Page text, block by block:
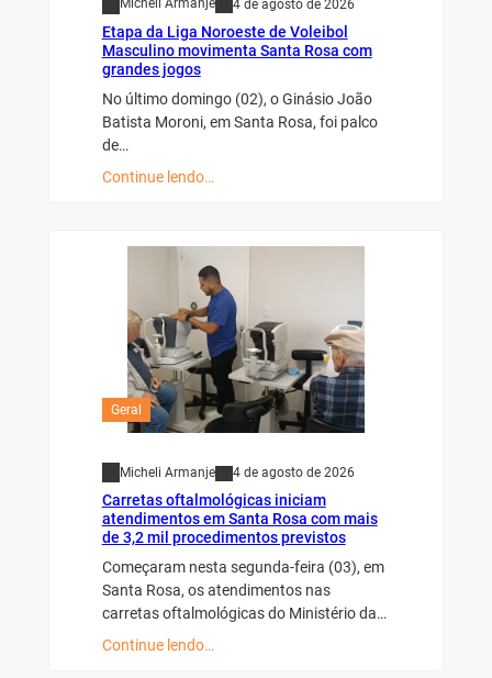
Micheli Armanje 4 de agosto de 2026
Etapa da Liga Noroeste de Voleibol
Masculino movimenta Santa Rosa com
grandes jogos
No último domingo (02), o Ginásio João
Batista Moroni, em Santa Rosa, foi palco
de…
Continue lendo…
Geral
Micheli Armanje 4 de agosto de 2026
Carretas oftalmológicas iniciam
atendimentos em Santa Rosa com mais
de 3,2 mil procedimentos previstos
Começaram nesta segunda-feira (03), em
Santa Rosa, os atendimentos nas
carretas oftalmológicas do Ministério da…
Continue lendo…